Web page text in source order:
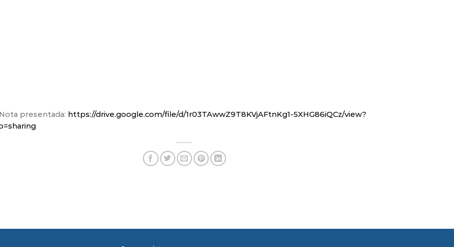
presentada: https://drive.google.com/file/d/1r03TAwwZ9T8KVjAFtnKg1-5XHG86iQCz/view?